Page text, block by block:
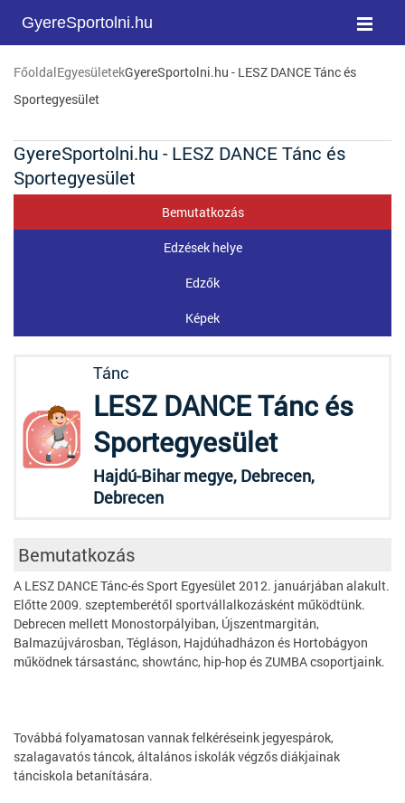
GyereSportolni.hu
FőoldalEgyesületekGyereSportolni.hu - LESZ DANCE Tánc és
Sportegyesület
GyereSportolni.hu - LESZ DANCE Tánc és
Sportegyesület
Bemutatkozás
Edzések helye
Edzők
Képek
Tánc
LESZ DANCE Tánc és
Sportegyesület
Hajdú-Bihar megye, Debrecen,
Debrecen
Bemutatkozás
A LESZ DANCE Tánc-és Sport Egyesület 2012. januárjában alakult.
Előtte 2009. szeptemberétől sportvállalkozásként működtünk.
Debrecen mellett Monostorpályiban, Újszentmargitán,
Balmazújvárosban, Tégláson, Hajdúhadházon és Hortobágyon
működnek társastánc, showtánc, hip-hop és ZUMBA csoportjaink.
Továbbá folyamatosan vannak felkéréseink jegyespárok,
szalagavatós táncok, általános iskolák végzős diákjainak
tánciskola betanítására.